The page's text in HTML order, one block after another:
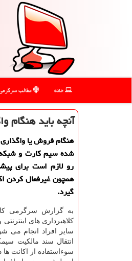
خانه مطالب
آنچه باید هنگام
هنگام فروش یا
شده سیم كارت و
رو لازم است برای
همچون غیرفعال كردن
گیرد.
به گزارش سرگرمی
کلاهبرداری های اینترنتی
سایر افراد انجام می
انتقال سند مالکیت
سوءاستفاده از اکانت